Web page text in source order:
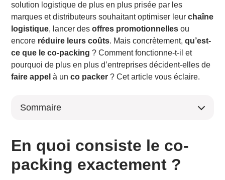
solution logistique de plus en plus prisée par les
marques et distributeurs souhaitant optimiser leurchaîne
logistique, lancer desoffres promotionnelles ou
encore réduire leurs coûts. Mais concrètement,qu’est-
ce que le co-packing ? Comment fonctionne-t-il et
pourquoi de plus en plus d’entreprises décident-elles de
faire appel à unco packer ? Cet article vous éclaire.
Sommaire
Pourquoi faire appel à un co packer ?
Quels types de produits sont concernés ?
Quel est le rôle des prestataires logistiques dans le co-
packing ?
En quoi consiste le co-
packing exactement ?